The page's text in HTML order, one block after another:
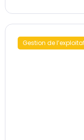
Gestion de